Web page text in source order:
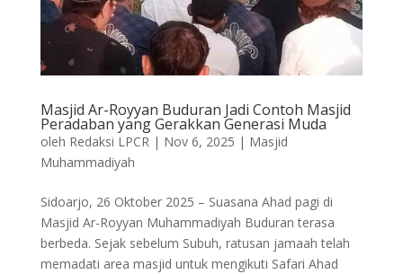
Masjid Ar-Royyan Buduran Jadi Contoh Masjid
Peradaban yang Gerakkan Generasi Muda
oleh Redaksi LPCR | Nov 6, 2025 | Masjid
Muhammadiyah
Sidoarjo, 26 Oktober 2025 – Suasana Ahad pagi di
Masjid Ar-Royyan Muhammadiyah Buduran terasa
berbeda. Sejak sebelum Subuh, ratusan jamaah telah
memadati area masjid untuk mengikuti Safari Ahad